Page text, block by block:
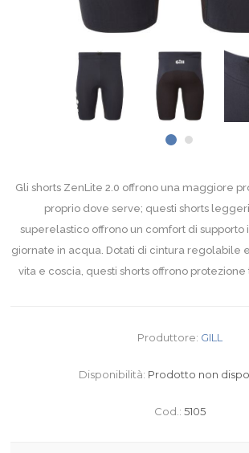
Gli shorts ZenLite 2.0 offrono una maggiore
proprio dove serve; questi shorts
superelastico offrono un comfort di
giornate in acqua. Dotati di cintura regolabile
vita e coscia, questi shorts offrono protezione
Produttore: GILL
Disponibilità: Prodotto non
Cod.: 5105